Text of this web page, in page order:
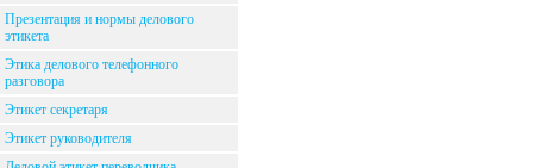
Презентация и нормы делового
этикета
Этика делового телефонного
разговора
Этикет секретаря
Этикет руководителя